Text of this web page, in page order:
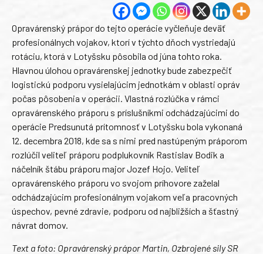
Opravárenský prápor do tejto operácie vyčleňuje deväť
profesionálnych vojakov, ktorí v týchto dňoch vystriedajú
rotáciu, ktorá v Lotyšsku pôsobila od júna tohto roka.
Hlavnou úlohou opravárenskej jednotky bude zabezpečiť
logistickú podporu vysielajúcim jednotkám v oblasti opráv
počas pôsobenia v operácii. Vlastná rozlúčka v rámci
opravárenského práporu s príslušníkmi odchádzajúcimi do
operácie Predsunutá prítomnosť v Lotyšsku bola vykonaná
12. decembra 2018, kde sa s nimi pred nastúpeným práporom
rozlúčil veliteľ práporu podplukovník Rastislav Bodik a
náčelník štábu práporu major Jozef Hojo. Veliteľ
opravárenského práporu vo svojom príhovore zaželal
odchádzajúcim profesionálnym vojakom veľa pracovných
úspechov, pevné zdravie, podporu od najbližších a šťastný
návrat domov.
Text a foto: Opravárenský prápor Martin, Ozbrojené sily SR